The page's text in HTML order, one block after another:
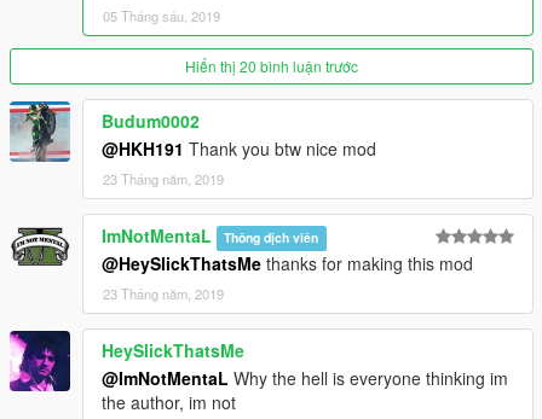
05 Tháng sáu, 2019
Hiển thị 20 bình luận trước
Budum0002
@HKH191 Thank you btw nice mod
23 Tháng năm, 2019
ImNotMentaL Thông dịch viên
@HeySlickThatsMe thanks for making this mod
23 Tháng năm, 2019
HeySlickThatsMe
@ImNotMentaL Why the hell is everyone thinking im
the author, im not